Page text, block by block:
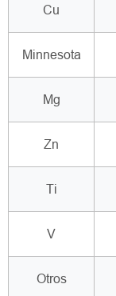
Cu
Minnesota
Mg
Zn
Ti
V
Otros